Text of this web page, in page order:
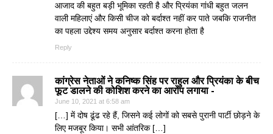
आजाद की बहुत बड़ी भूमिका रहती है और प्रियंका गांधी बहुत जलन
वाली महिलाएं और किसी चीज को बर्दाश्त नहीं कर पाते जबकि राजनीत
का पहला उद्देश्य समय अनुसार बर्दाश्त करना होता है
Reply
कांग्रेस नेताओं ने कनिष्क सिंह पर राहुल और प्रियंका के बीच
फूट डालने की कोशिश करने का आरोप लगाया -
June 10, 2021 at 6:58 am
[…] में दोष ढूंढ रहे हैं, जिसने कई लोगों को सबसे पुरानी पार्टी छोड़ने के
लिए मजबूर किया। सभी आंतरिक […]